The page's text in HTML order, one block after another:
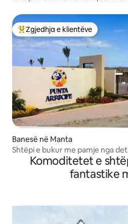
Më të mirat e zgjedhjeve të
Zgjedhja e klientëve
Banesë në Manta
Shtëpi e bukur me pamje nga
dhe më shumë
Komoditetet e
fantastike